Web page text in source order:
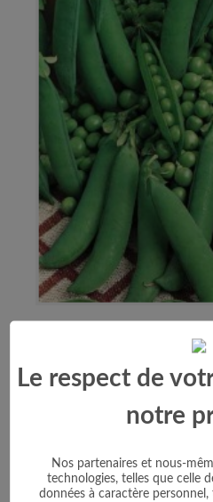
Pois Nain
Prix
3,85
Ajouter
Le respect de
notre
Nos partenaires et nous-
technologies, telles que celle
données à caractère personnel,